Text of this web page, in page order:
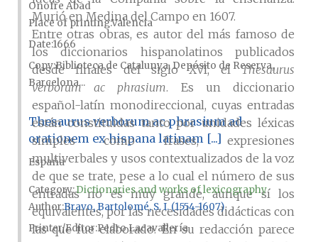
Murió en Medina del Campo en 1607.
Entre otras obras, es autor del más famoso de
los diccionarios hispanolatinos publicados
desde finales del siglo XVI, elThesaurus
verborum ac phrasium. Es un diccionario
español-latín monodireccional, cuyas entradas
están constituidas tanto por unidades léxicas
simples como frases, expresiones
multiverbales y usos contextualizados de la voz
de que se trate, pese a lo cual el número de sus
entradas no es muy grande, aunque sí los
equivalentes, por las necesidades didácticas con
las que fue elaborado. En su redacción parece
Onofre Abad
Place of printingValencia
Date1666
CopyBiblioteca de Catalunya, Depósito de Reserva,
Barcelona...
Thesaurus verborum ac phrasium ad
orationem ex hispana latinam [...]
España
Category:Dictionaries and works of lexicography
AuthorBravo, Bartolomé, S. I. (1554-1607)
Printer/Editor Pedro Lacavallería